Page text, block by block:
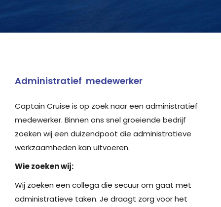
Administratief medewerker
Captain Cruise is op zoek naar een administratief
medewerker. Binnen ons snel groeiende bedrijf
zoeken wij een duizendpoot die administratieve
werkzaamheden kan uitvoeren.
Wie zoeken wij:
Wij zoeken een collega die secuur om gaat met
administratieve taken. Je draagt zorg voor het